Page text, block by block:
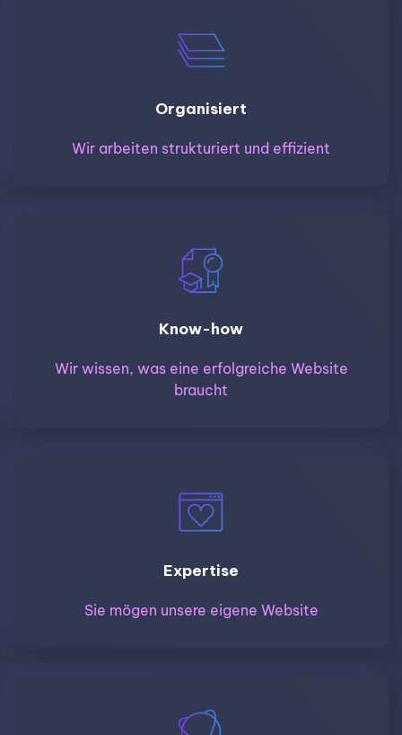
Organisiert
Wir arbeiten strukturiert und effizient
Know-how
Wir wissen, was eine erfolgreiche Website
braucht
Expertise
Sie mögen unsere eigene Website